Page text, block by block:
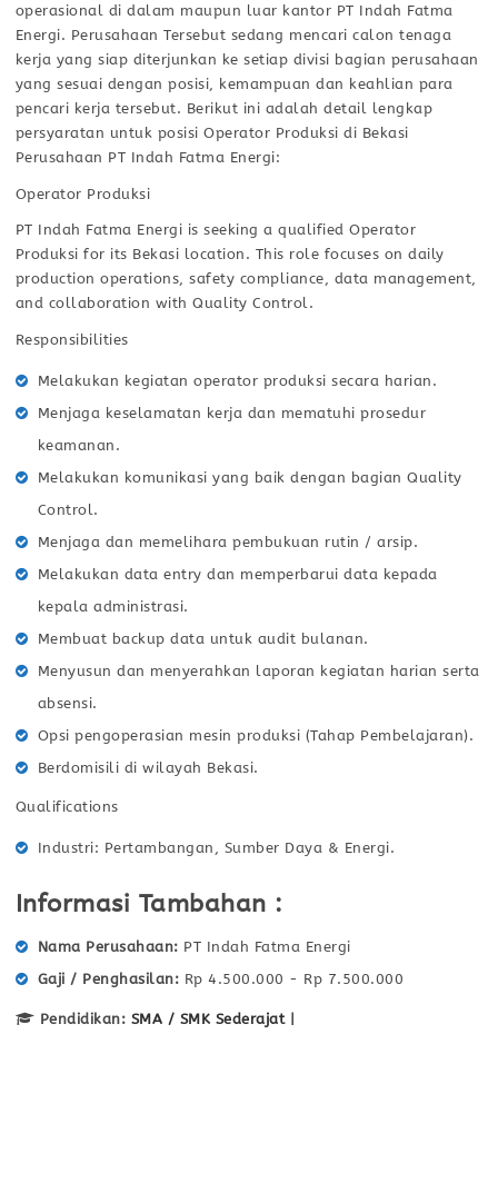
operasional di dalam maupun luar kantor PT Indah Fatma
Energi. Perusahaan Tersebut sedang mencari calon tenaga
kerja yang siap diterjunkan ke setiap divisi bagian perusahaan
yang sesuai dengan posisi, kemampuan dan keahlian para
pencari kerja tersebut. Berikut ini adalah detail lengkap
persyaratan untuk posisi Operator Produksi di Bekasi
Perusahaan PT Indah Fatma Energi:
Operator Produksi
PT Indah Fatma Energi is seeking a qualified Operator
Produksi for its Bekasi location. This role focuses on daily
production operations, safety compliance, data management,
and collaboration with Quality Control.
Responsibilities
Melakukan kegiatan operator produksi secara harian.
Menjaga keselamatan kerja dan mematuhi prosedur
keamanan.
Melakukan komunikasi yang baik dengan bagian Quality
Control.
Menjaga dan memelihara pembukuan rutin / arsip.
Melakukan data entry dan memperbarui data kepada
kepala administrasi.
Membuat backup data untuk audit bulanan.
Menyusun dan menyerahkan laporan kegiatan harian serta
absensi.
Opsi pengoperasian mesin produksi (Tahap Pembelajaran).
Berdomisili di wilayah Bekasi.
Qualifications
Industri: Pertambangan, Sumber Daya & Energi.
Informasi Tambahan :
Nama Perusahaan
PT Indah Fatma Energi
Gaji / Penghasilan
Rp 4.500.000 - Rp 7.500.000
Pendidikan: SMA / SMK Sederajat|